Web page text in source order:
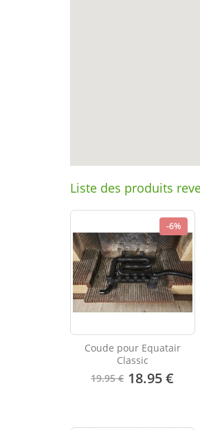
Liste des produits
-6%
Coude pour Equatair
Classic
19.95 € 18.95 €